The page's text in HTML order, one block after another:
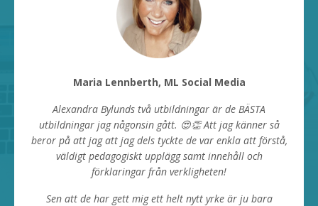
Maria Lennberth, ML Social Media
Alexandra Bylunds två utbildningar är de BÄSTA
utbildningar jag någonsin gått. 😍👏 Att jag känner så
beror på att jag att jag dels tyckte de var enkla att förstå,
väldigt pedagogiskt upplägg samt innehåll och
förklaringar från verkligheten!
Sen att de har gett mig ett helt nytt yrke är ju bara